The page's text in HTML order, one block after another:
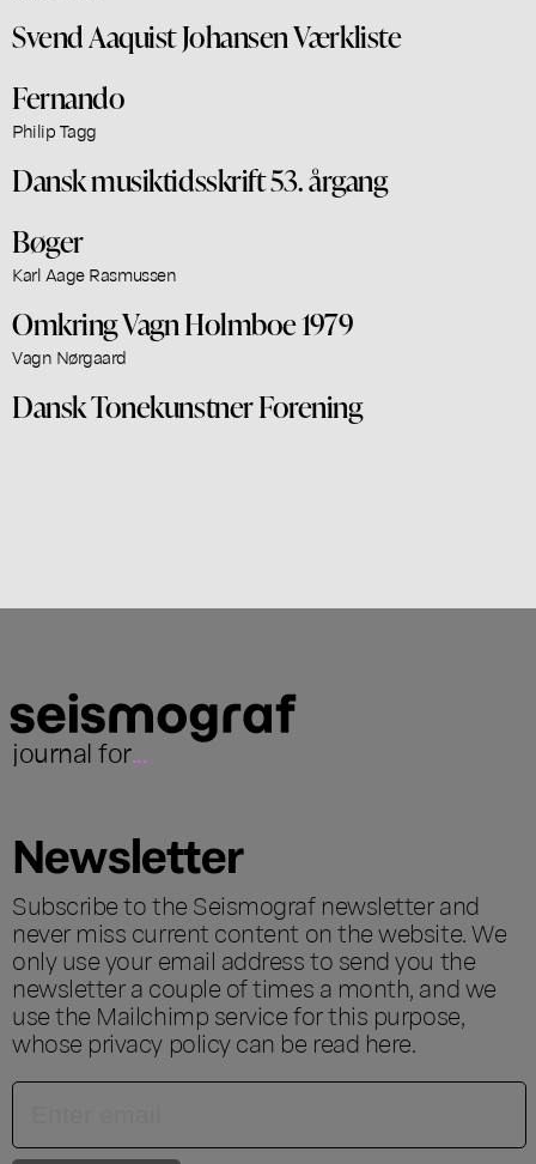
Svend Aaquist Johansen Værkliste
Fernando
Philip Tagg
Dansk musiktidsskrift 53. årgang
Bøger
Karl Aage Rasmussen
Omkring Vagn Holmboe 1979
Vagn Nørgaard
Dansk Tonekunstner Forening
journal for...
Newsletter
Subscribe to the Seismograf newsletter and
never miss current content on the website. We
only use your email address to send you the
newsletter a couple of times a month, and we
use the Mailchimp service for this purpose,
whose privacy policy can be read here.